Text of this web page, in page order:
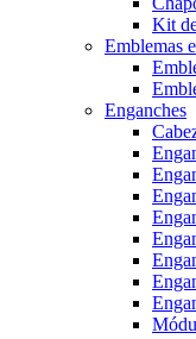
Kit
Emblemas
Enganches